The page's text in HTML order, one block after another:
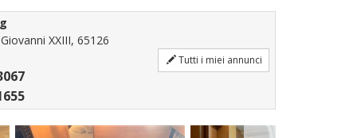
50
una
Barca
XXIII, 65126
Tutti i miei annunci